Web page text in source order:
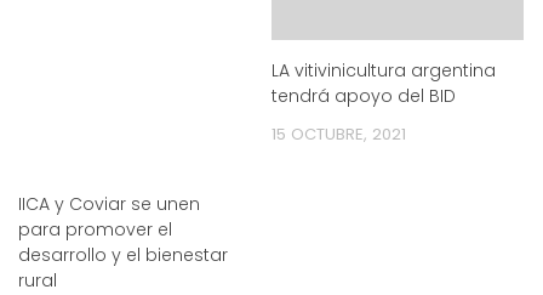
IICA y Coviar se unen
para promover el
desarrollo y el bienestar
rural
LA vitivinicultura argentina
tendrá apoyo del BID
15 OCTUBRE, 2021